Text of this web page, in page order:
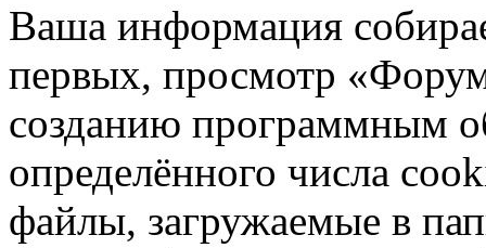
Ваша информация
первых, просмотр
созданию программным
определённого числа
файлы, загружаемые в